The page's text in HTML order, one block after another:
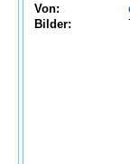
Von:
Bilder: